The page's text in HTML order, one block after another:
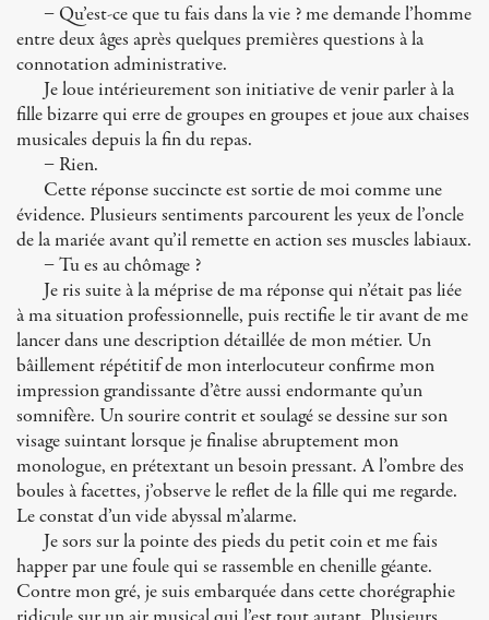
− Qu’est-ce que tu fais dans la vie ? me demande l’homme
entre deux âges après quelques premières questions à la
connotation administrative.
Je loue intérieurement son initiative de venir parler à la
fille bizarre qui erre de groupes en groupes et joue aux chaises
musicales depuis la fin du repas.
− Rien.
Cette réponse succincte est sortie de moi comme une
évidence. Plusieurs sentiments parcourent les yeux de l’oncle
de la mariée avant qu’il remette en action ses muscles labiaux.
− Tu es au chômage ?
Je ris suite à la méprise de ma réponse qui n’était pas liée
à ma situation professionnelle, puis rectifie le tir avant de me
lancer dans une description détaillée de mon métier. Un
bâillement répétitif de mon interlocuteur confirme mon
impression grandissante d’être aussi endormante qu’un
somnifère. Un sourire contrit et soulagé se dessine sur son
visage suintant lorsque je finalise abruptement mon
monologue, en prétextant un besoin pressant. A l’ombre des
boules à facettes, j’observe le reflet de la fille qui me regarde.
Le constat d’un vide abyssal m’alarme.
Je sors sur la pointe des pieds du petit coin et me fais
happer par une foule qui se rassemble en chenille géante.
Contre mon gré, je suis embarquée dans cette chorégraphie